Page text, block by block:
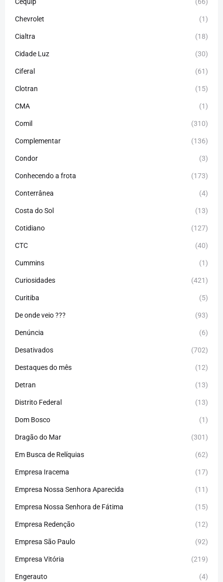
Cequip (66)
Chevrolet (1)
Cialtra (18)
Cidade Luz (30)
Ciferal (61)
Clotran (15)
CMA (1)
Comil (310)
Complementar (136)
Condor (3)
Conhecendo a frota (173)
Conterrânea (4)
Costa do Sol (13)
Cotidiano (127)
CTC (40)
Cummins (1)
Curiosidades (421)
Curitiba (5)
De onde veio ??? (93)
Denúncia (6)
Desativados (702)
Destaques do mês (12)
Detran (13)
Distrito Federal (13)
Dom Bosco (1)
Dragão do Mar (301)
Em Busca de Relíquias (62)
Empresa Iracema (17)
Empresa Nossa Senhora Aparecida (11)
Empresa Nossa Senhora de Fátima (15)
Empresa Redenção (12)
Empresa São Paulo (92)
Empresa Vitória (219)
Engerauto (4)